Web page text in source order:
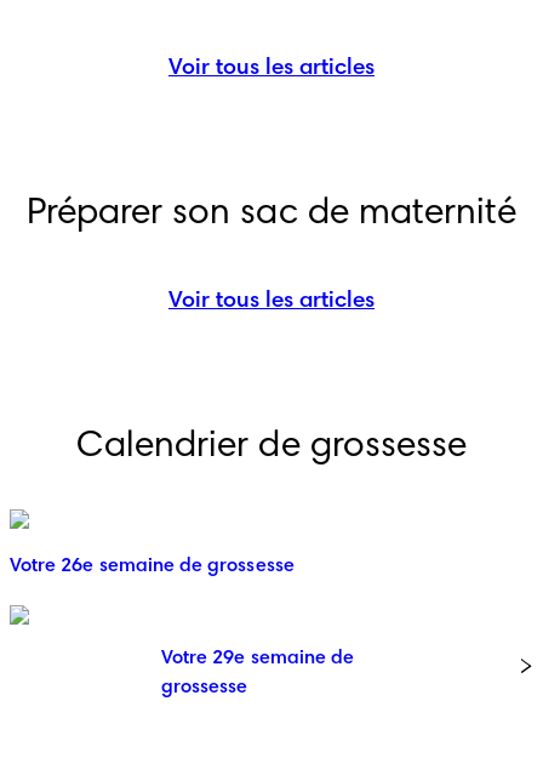
Voir tous les articles
Préparer son sac de maternité
Voir tous les articles
Calendrier de grossesse
Votre 26e semaine de grossesse
Votre 29e semaine de
grossesse